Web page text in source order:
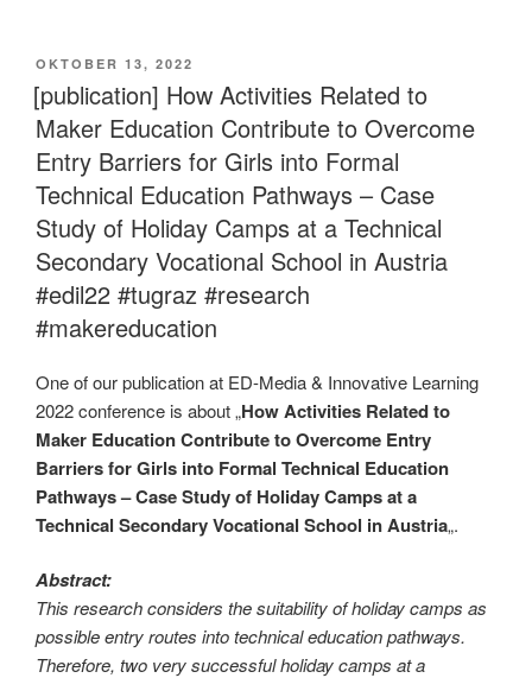
VERÖFFENTLICHT
AM
OKTOBER 13, 2022
[publication] How Activities Related to
Maker Education Contribute to Overcome
Entry Barriers for Girls into Formal
Technical Education Pathways – Case
Study of Holiday Camps at a Technical
Secondary Vocational School in Austria
#edil22 #tugraz #research
#makereducation
One of our publication at ED-Media & Innovative Learning
2022 conference is about „How Activities Related to
Maker Education Contribute to Overcome Entry
Barriers for Girls into Formal Technical Education
Pathways – Case Study of Holiday Camps at a
Technical Secondary Vocational School in Austria„.
Abstract:
This research considers the suitability of holiday camps as
possible entry routes into technical education pathways.
Therefore, two very successful holiday camps at a